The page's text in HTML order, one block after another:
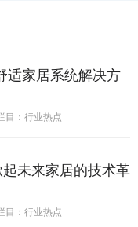
适家居系统解决方
目： 行业热点
起未来家居的技术革
目： 行业热点